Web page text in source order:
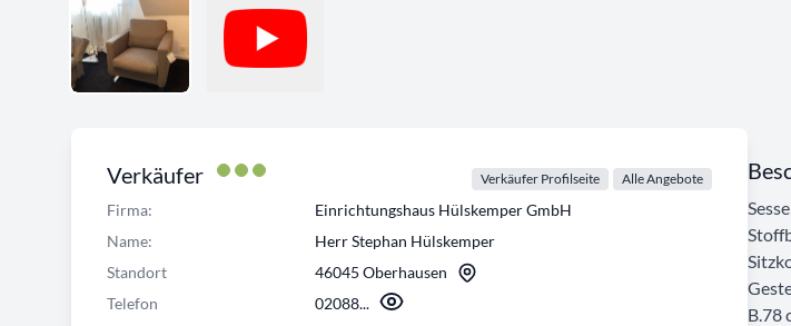
Verkäufer Verkäufer Profilseite Alle Angebote
Firma:
Einrichtungshaus Hülskemper GmbH
Name:
Herr Stephan Hülskemper
Standort
46045 Oberhausen
Telefon
02088...
B.78